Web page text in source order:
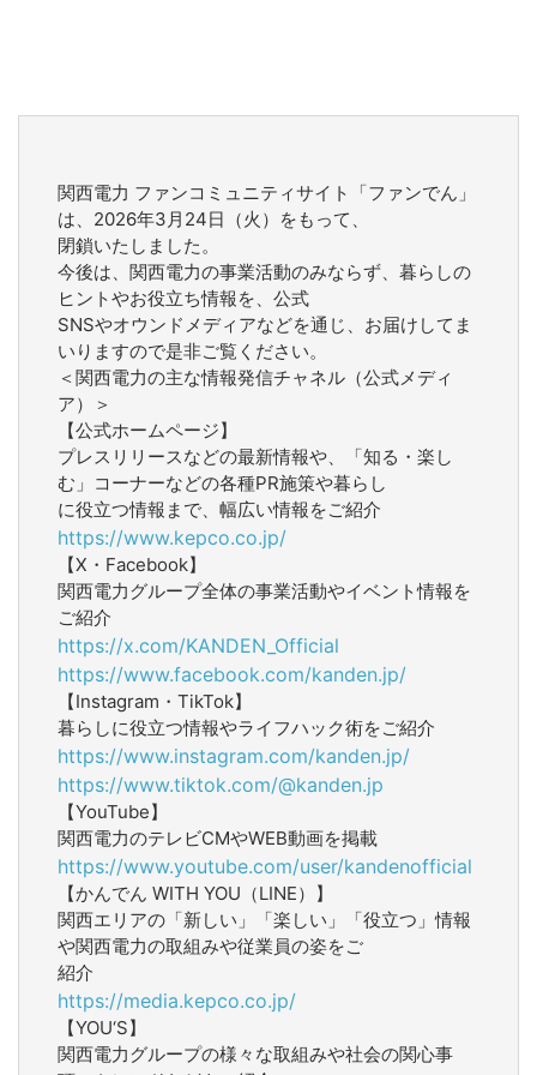
関西電力 ファンコミュニティサイト「ファンでん」
は、2026年3月24日（火）をもって、
閉鎖いたしました。
今後は、関西電力の事業活動のみならず、暮らしの
ヒントやお役立ち情報を、公式
SNSやオウンドメディアなどを通じ、お届けしてま
いりますので是非ご覧ください。
＜関西電力の主な情報発信チャネル（公式メディ
ア）＞
【公式ホームページ】
プレスリリースなどの最新情報や、「知る・楽し
む」コーナーなどの各種PR施策や暮らし
に役立つ情報まで、幅広い情報をご紹介
https://www.kepco.co.jp/
【X・Facebook】
関西電力グループ全体の事業活動やイベント情報を
ご紹介
https://x.com/KANDEN_Official
https://www.facebook.com/kanden.jp/
【Instagram・TikTok】
暮らしに役立つ情報やライフハック術をご紹介
https://www.instagram.com/kanden.jp/
https://www.tiktok.com/@kanden.jp
【YouTube】
関西電力のテレビCMやWEB動画を掲載
https://www.youtube.com/user/kandenofficial
【かんでん WITH YOU（LINE）】
関西エリアの「新しい」「楽しい」「役立つ」情報
や関西電力の取組みや従業員の姿をご
紹介
https://media.kepco.co.jp/
【YOU‘S】
関西電力グループの様々な取組みや社会の関心事